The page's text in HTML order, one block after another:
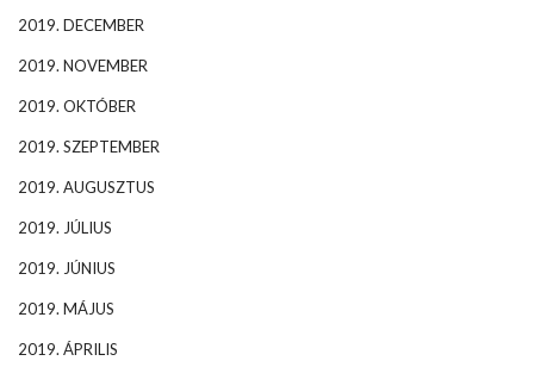
2019. DECEMBER
2019. NOVEMBER
2019. OKTÓBER
2019. SZEPTEMBER
2019. AUGUSZTUS
2019. JÚLIUS
2019. JÚNIUS
2019. MÁJUS
2019. ÁPRILIS